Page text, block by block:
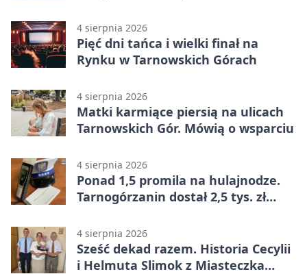
4 sierpnia 2026
Pięć dni tańca i wielki finał na
Rynku w Tarnowskich Górach
4 sierpnia 2026
Matki karmiące piersią na ulicach
Tarnowskich Gór. Mówią o wsparciu
4 sierpnia 2026
Ponad 1,5 promila na hulajnodze.
Tarnogórzanin dostał 2,5 tys. zł
4 sierpnia 2026
Sześć dekad razem. Historia Cecylii
i Helmuta Slimok z Miasteczka